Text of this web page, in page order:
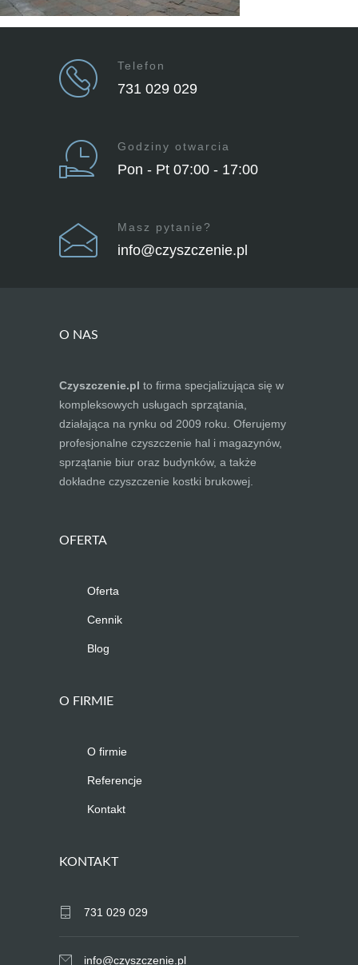
Telefon
731 029 029
Godziny otwarcia
Pon - Pt 07:00 - 17:00
Masz pytanie?
info@czyszczenie.pl
O NAS
Czyszczenie.pl to firma specjalizująca się w
kompleksowych usługach sprzątania,
działająca na rynku od 2009 roku. Oferujemy
profesjonalne czyszczenie hal i magazynów,
sprzątanie biur oraz budynków, a także
dokładne czyszczenie kostki brukowej.
OFERTA
Oferta
Cennik
Blog
O FIRMIE
O firmie
Referencje
Kontakt
KONTAKT
731 029 029
info@czyszczenie.pl